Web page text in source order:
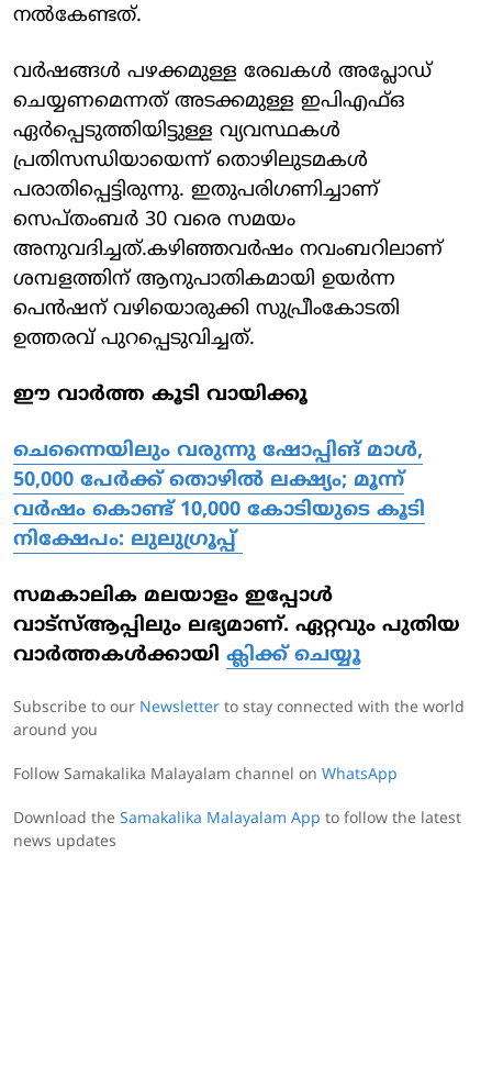
നല്‍കേണ്ടത്.
വര്‍ഷങ്ങള്‍ പഴക്കമുള്ള രേഖകള്‍ അപ്ലോഡ്
ചെയ്യണമെന്നത് അടക്കമുള്ള ഇപിഎഫ്ഒ
ഏര്‍പ്പെടുത്തിയിട്ടുള്ള വ്യവസ്ഥകള്‍
പ്രതിസന്ധിയായെന്ന് തൊഴിലുടമകള്‍
പരാതിപ്പെട്ടിരുന്നു. ഇതുപരിഗണിച്ചാണ്
സെപ്തംബര്‍ 30 വരെ സമയം
അനുവദിച്ചത്.കഴിഞ്ഞവര്‍ഷം നവംബറിലാണ്
ശമ്പളത്തിന് ആനുപാതികമായി ഉയര്‍ന്ന
പെന്‍ഷന് വഴിയൊരുക്കി സുപ്രീംകോടതി
ഉത്തരവ് പുറപ്പെടുവിച്ചത്.
ഈ വാര്‍ത്ത കൂടി വായിക്കൂ
ചെന്നൈയിലും വരുന്നു ഷോപ്പിങ് മാള്‍,
50,000 പേര്‍ക്ക് തൊഴില്‍ ലക്ഷ്യം; മൂന്ന്
വര്‍ഷം കൊണ്ട് 10,000 കോടിയുടെ കൂടി
നിക്ഷേപം: ലുലുഗ്രൂപ്പ്
സമകാലിക മലയാളം ഇപ്പോള്‍
വാട്‌സ്ആപ്പിലും ലഭ്യമാണ്. ഏറ്റവും പുതിയ
വാര്‍ത്തകള്‍ക്കായി ക്ലിക്ക് ചെയ്യൂ
Subscribe to our Newsletter to stay connected with the world
around you
Follow Samakalika Malayalam channel on WhatsApp
Download the Samakalika Malayalam App to follow the latest
news updates